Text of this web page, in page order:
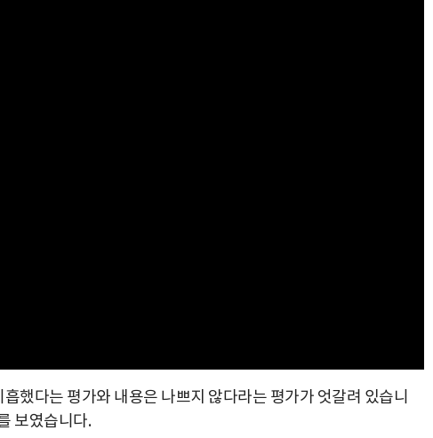
했다는 평가와 내용은 나쁘지 않다라는 평가가 엇갈려 있습니
보였습니다.